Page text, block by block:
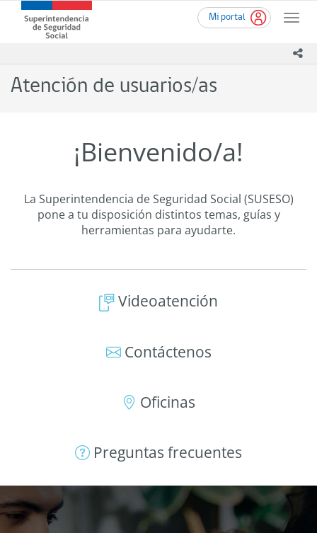
contenido
Mi portal
Toggle
Superintendencia
de
(SUSESO)
-
Atención de usuarios/as
¡Bienvenido/a!
La Superintendencia de Seguridad Social (SUSESO)
pone a tu disposición distintos temas, guías y
herramientas para ayudarte.
Videoatención
Contáctenos
Oficinas
Preguntas frecuentes